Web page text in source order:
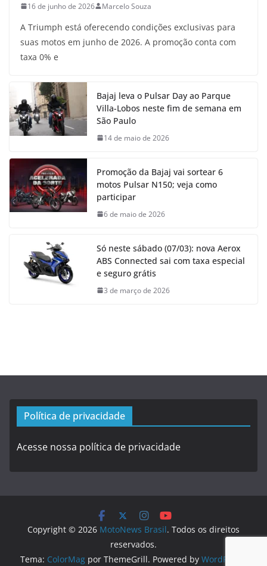
16 de junho de 2026 Marcelo Souza
A Triumph está oferecendo condições exclusivas para
suas motos em junho de 2026. A promoção conta com
taxa 0% e
Bajaj leva o Pulsar Day ao Parque
Villa-Lobos neste fim de semana em
São Paulo
14 de maio de 2026
Promoção da Bajaj vai sortear 6
motos Pulsar N150; veja como
participar
6 de maio de 2026
Só neste sábado (07/03): nova Aerox
ABS Connected sai com taxa especial
e seguro grátis
3 de março de 2026
Política de privacidade
Acesse nossa política de privacidade
Copyright © 2026 MotoNews Brasil. Todos os direitos
reservados.
Tema: ColorMag por ThemeGrill. Powered by WordPress